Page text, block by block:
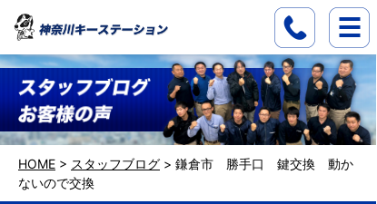
HOME > スタッフブログ > 鎌倉市 勝手口 鍵交換 動か
ないので交換